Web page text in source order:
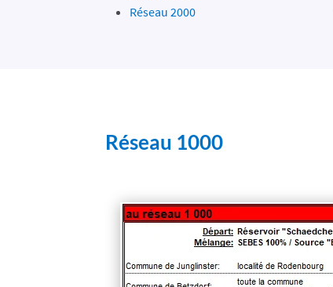
Réseau 2000
Réseau 1000